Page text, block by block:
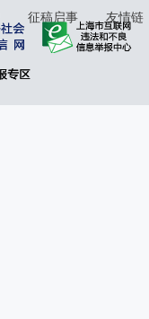
征稿启事
友情链